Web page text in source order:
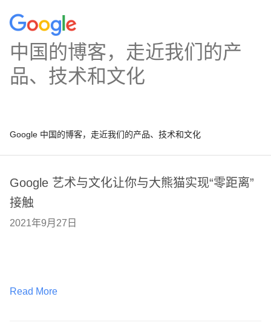
中国的博客，走近我们的产
品、技术和文化
Google 中国的博客，走近我们的产品、技术和文化
Google 艺术与文化让你与大熊猫实现“零距离”
接触
2021年9月27日
Read More